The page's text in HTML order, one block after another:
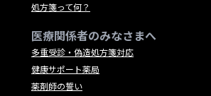
処方箋って何？
医療関係者のみなさまへ
多重受診・偽造処方箋対応
健康サポート薬局
薬剤師の誓い